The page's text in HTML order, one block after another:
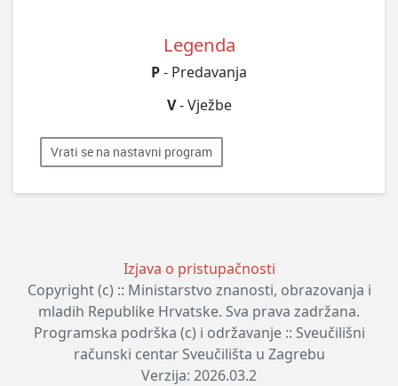
Legenda
P- Predavanja
V- Vježbe
Vrati se na nastavni program
Izjava o pristupačnosti
Copyright (c) :: Ministarstvo znanosti, obrazovanja i
mladih Republike Hrvatske. Sva prava zadržana.
Programska podrška (c) i održavanje :: Sveučilišni
računski centar Sveučilišta u Zagrebu
Verzija: 2026.03.2